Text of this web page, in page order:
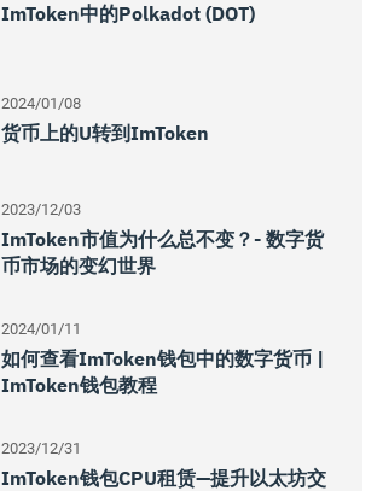
ImToken中的Polkadot (DOT)
2024/01/08
货币上的U转到imToken
2023/12/03
ImToken市值为什么总不变？- 数字货
币市场的变幻世界
2024/01/11
如何查看imToken钱包中的数字货币 |
ImToken钱包教程
2023/12/31
ImToken钱包CPU租赁—提升以太坊交